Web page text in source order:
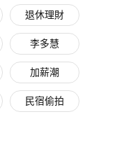
退休理財
李多慧
加薪潮
民宿偷拍